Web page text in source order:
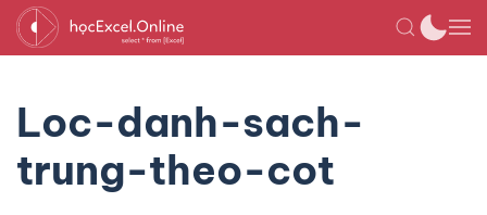
Loc-danh-sach-
trung-theo-cot